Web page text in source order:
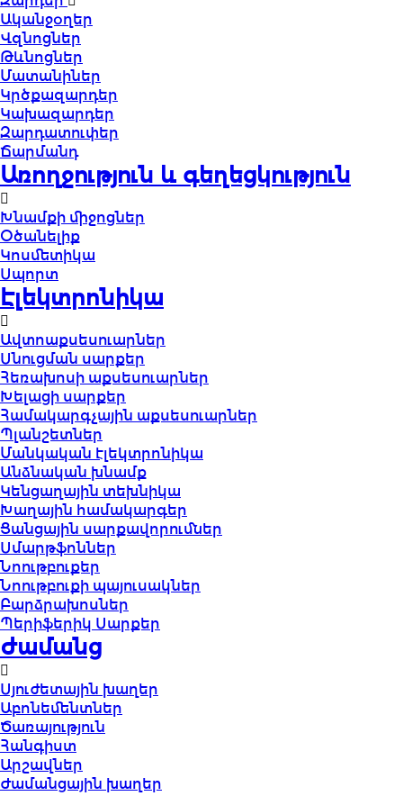
Ականջօղեր
Վզնոցներ
Թևնոցներ
Մատանիներ
Կրծքազարդեր
Կախազարդեր
Զարդատուփեր
Ճարմանդ
Առողջություն և գեղեցկություն
Խնամքի միջոցներ
Օծանելիք
Կոսմետիկա
Սպորտ
Էլեկտրոնիկա
Ավտոաքսեսուարներ
Սնուցման սարքեր
Հեռախոսի աքսեսուարներ
Խելացի սարքեր
Համակարգչային աքսեսուարներ
Պլանշետներ
Մանկական էլեկտրոնիկա
Անձնական խնամք
Կենցաղային տեխնիկա
Խաղային համակարգեր
Ցանցային սարքավորումներ
Սմարթֆոններ
Նոութբուքեր
Նոութբուքի պայուսակներ
Բարձրախոսներ
Պերիֆերիկ Սարքեր
Ժամանց
Սյուժետային խաղեր
Աբոնեմենտներ
Ծառայություն
Հանգիստ
Արշավներ
Ժամանցային խաղեր